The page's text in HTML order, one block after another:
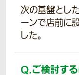
次の基盤とし
ーンで店前に
した。
Q.ご検討す